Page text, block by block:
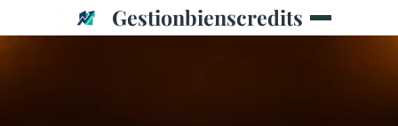
Gestionbienscredits